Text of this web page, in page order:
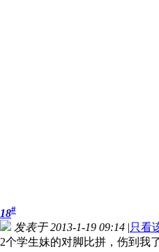
18#
发表于 2013-1-19 09:14 |只看
2个学生妹的对脚比拼，伤到我